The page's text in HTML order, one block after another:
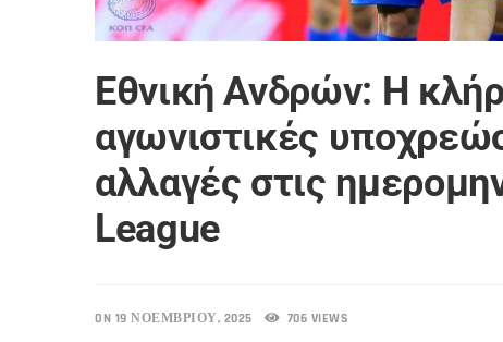
Εθνική Ανδρών: Η
αγωνιστικές
αλλαγές στις
League
ON 19 ΝΟΕΜΒΡΊΟΥ, 2025 706 VIEWS